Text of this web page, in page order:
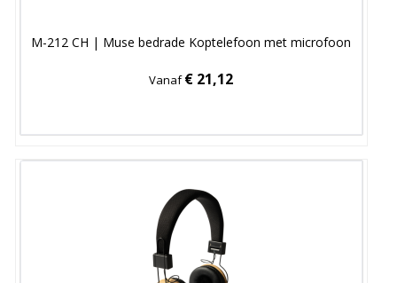
M-212 CH | Muse bedrade Koptelefoon met microfoon
Vanaf€ 21,12